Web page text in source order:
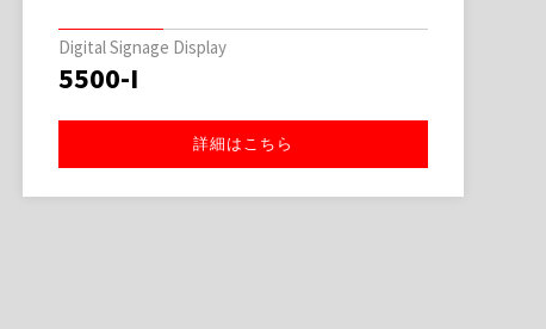
Digital Signage Display
5500-I
詳細はこちら